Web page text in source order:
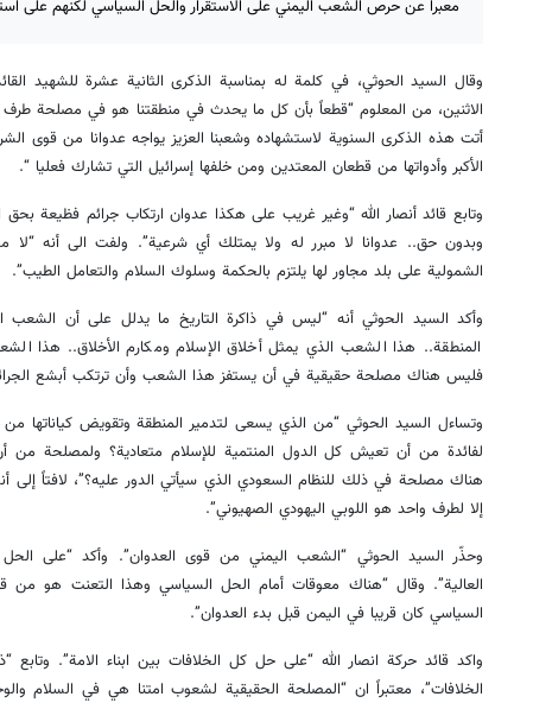
معبرا عن حرص الشعب اليمني على الاستقرار والحل السياسي لكنهم على
وقال السيد الحوثي، في كلمة له بمناسبة الذكرى الثانية عشرة للشهيد
الاثنين، من المعلوم “قطعاً بأن كل ما يحدث في منطقتنا هو في مصلحة طرف
أتت هذه الذكرى السنوية لاستشهاده وشعبنا العزيز يواجه عدوانا من قوى
الأكبر وأدواتها من قطعان المعتدين ومن خلفها إسرائيل التي تشارك فعليا “.
وتابع قائد أنصار الله “وغير غريب على هكذا عدوان ارتكاب جرائم فظيعة بحق
وبدون حق.. عدوانا لا مبرر له ولا يمتلك أي شرعية”. ولفت الى أنه
الشمولية على بلد مجاور لها يلتزم بالحكمة وسلوك السلام والتعامل الطيب”.
وأكد السيد الحوثي أنه “ليس في ذاكرة التاريخ ما يدلل على أن
المنطقة.. هذا الشعب الذي يمثل أخلاق الإسلام ومكارم الأخلاق.. هذا
فليس هناك مصلحة حقيقية في أن يستفز هذا الشعب وأن ترتكب أبشع
وتساءل السيد الحوثي “من الذي يسعى لتدمير المنطقة وتقويض كياناتها من
لفائدة من أن تعيش كل الدول المنتمية للإسلام متعادية؟ ولمصلحة من
هناك مصلحة في ذلك للنظام السعودي الذي سيأتي الدور عليه؟”، لافتاً
إلا لطرف واحد هو اللوبي اليهودي الصهيوني”.
وحذّر السيد الحوثي “الشعب اليمني من قوى العدوان”. وأكد “على الحل
العالية”. وقال “هناك معوقات أمام الحل السياسي وهذا التعنت هو من
السياسي كان قريبا في اليمن قبل بدء العدوان”.
واكد قائد حركة انصار الله “على حل كل الخلافات بين ابناء الامة”.
الخلافات”، معتبراً ان “المصلحة الحقيقية لشعوب امتنا هي في السلام